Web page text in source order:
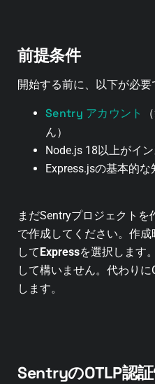
前提条件
開始する前に、以下が必要
Sentry アカウント
ん）
Node.js 18以上がイ
Express.jsの基本的な
まだSentryプロジェクトを
で作成してください。作
してExpressを選択します
して構いません。代わり
します。
SentryのOTLP認